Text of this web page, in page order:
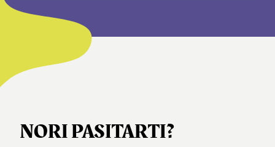
NORI PASITARTI?